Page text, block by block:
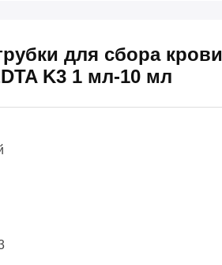
для сбора крови
K3 1 мл-10 мл